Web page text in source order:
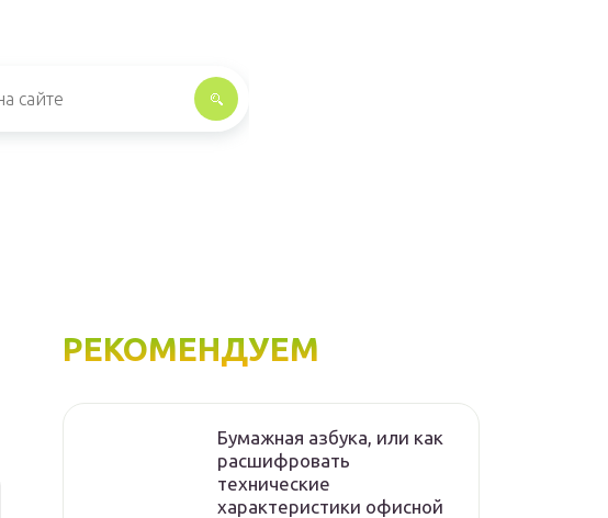
РЕКОМЕНДУЕМ
Бумажная азбука, или как
расшифровать
технические
характеристики офисной